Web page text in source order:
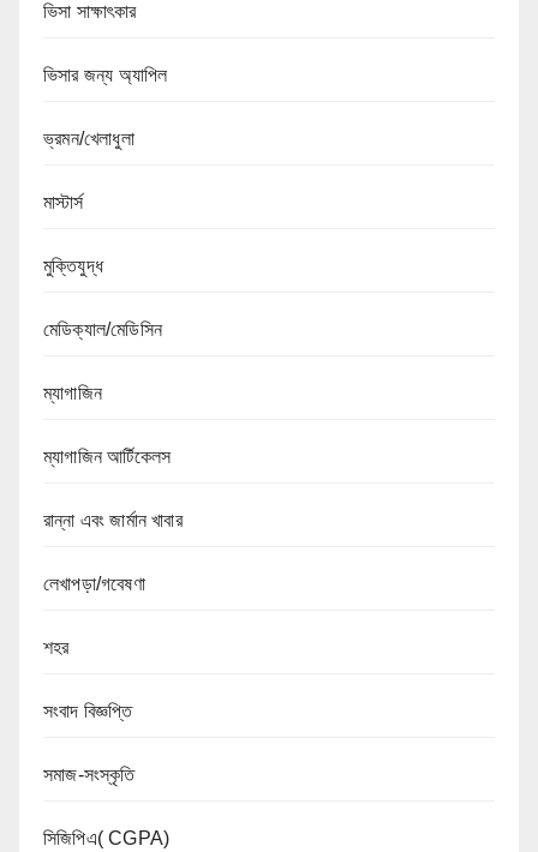
ভিসা সাক্ষাৎকার
ভিসার জন্য অ্যাপিল
ভ্রমন/খেলাধুলা
মাস্টার্স
মুক্তিযুদ্ধ
মেডিক্যাল/মেডিসিন
ম্যাগাজিন
ম্যাগাজিন আর্টিকেলস
রান্না এবং জার্মান খাবার
লেখাপড়া/গবেষণা
শহর
সংবাদ বিজ্ঞপ্তি
সমাজ-সংস্কৃতি
সিজিপিএ( CGPA)